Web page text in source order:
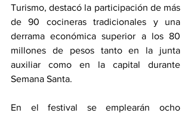
Turismo, destacó la participación de más
de 90 cocineras tradicionales y una
derrama económica superior a los 80
millones de pesos tanto en la junta
auxiliar como en la capital durante
Semana Santa.
En el festival se emplearán ocho